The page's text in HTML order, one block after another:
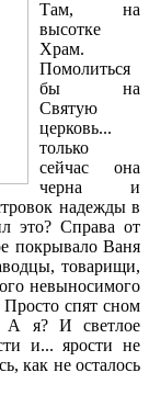
Там, на
высотке
Храм.
Помолиться
бы на
Святую
церковь...
только
сейчас она
черна и
надежды в
это? Справа от
покрывало Ваня
товарищи,
невыносимого
спят сном
А я? И светлое
и... ярости не
как не осталось